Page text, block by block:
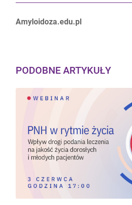
Autorzy:
Amyloidoza.edu.pl
PODOBNE ARTYKUŁY